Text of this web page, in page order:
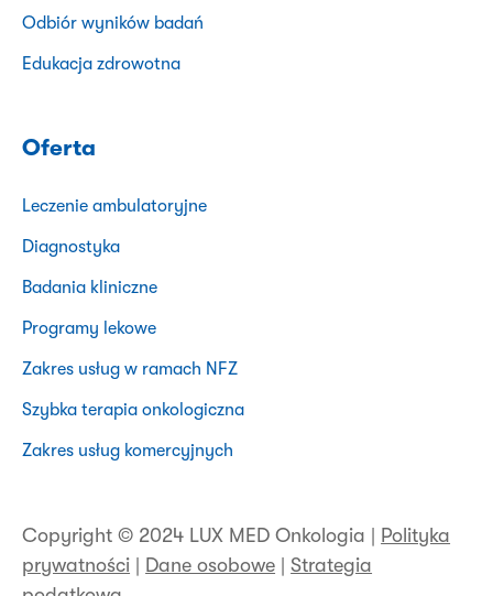
Odbiór wyników badań
Edukacja zdrowotna
Oferta
Leczenie ambulatoryjne
Diagnostyka
Badania kliniczne
Programy lekowe
Zakres usług w ramach NFZ
Szybka terapia onkologiczna
Zakres usług komercyjnych
Copyright © 2024 LUX MED Onkologia |
Polityka
prywatności
Dane osobowe |Strategia